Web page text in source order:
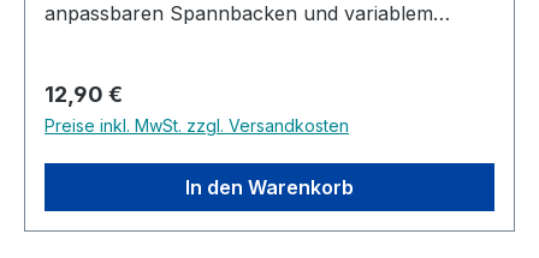
anpassbaren Spannbacken und variablem
Ergonomischer Anti-Rutsch-Haftgriff Material
aus Glasfaser und Nylon Druckplatten
hinterlassen keine Abdrücke Spannweite: 16 cm
Ausladung: 6 cm Länge: 21 cm
Regulärer Preis:
12,90 €
Preise inkl. MwSt. zzgl. Versandkosten
In den Warenkorb